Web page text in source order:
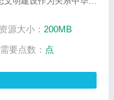
发力，全方位、全地
长远性工作，在创造经济
奇迹。我国创造生态奇迹
我们要探讨的主题：世界
资源大小： 200MB
需要点数： 点